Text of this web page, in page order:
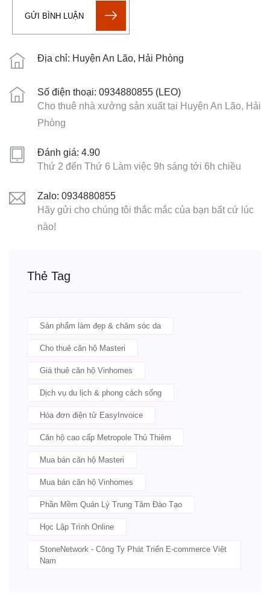
GỬI BÌNH LUẬN
Địa chỉ: Huyện An Lão, Hải Phòng
Số điện thoại: 0934880855 (LEO)
Cho thuê nhà xưởng sản xuất tại Huyện An Lão, Hải
Phòng
Đánh giá: 4.90
Thứ 2 đến Thứ 6 Làm việc 9h sáng tới 6h chiều
Zalo: 0934880855
Hãy gửi cho chúng tôi thắc mắc của bạn bất cứ lúc
nào!
Thẻ Tag
Sản phẩm làm đẹp & chăm sóc da
Cho thuê căn hộ Masteri
Giá thuê căn hộ Vinhomes
Dịch vụ du lịch & phong cách sống
Hóa đơn điện tử EasyInvoice
Căn hộ cao cấp Metropole Thủ Thiêm
Mua bán căn hộ Masteri
Mua bán căn hộ Vinhomes
Phần Mềm Quản Lý Trung Tâm Đào Tạo
Học Lập Trình Online
StoneNetwork - Công Ty Phát Triển E-commerce Việt
Nam